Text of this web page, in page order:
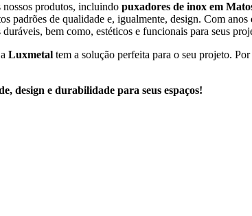
nossos produtos, incluindo puxadores de inox em
padrões de qualidade e, igualmente, design. Com
bem como, estéticos e funcionais para seus
Luxmetal tem a solução perfeita para o seu projeto.
design e durabilidade para seus espaços!